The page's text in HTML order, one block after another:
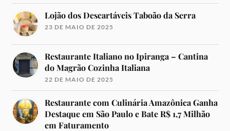
Lojão dos Descartáveis Taboão da Serra
23 DE MAIO DE 2025
Restaurante Italiano no Ipiranga – Cantina
do Magrão Cozinha Italiana
22 DE MAIO DE 2025
Restaurante com Culinária Amazônica Ganha
Destaque em São Paulo e Bate R$ 1,7 Milhão
em Faturamento